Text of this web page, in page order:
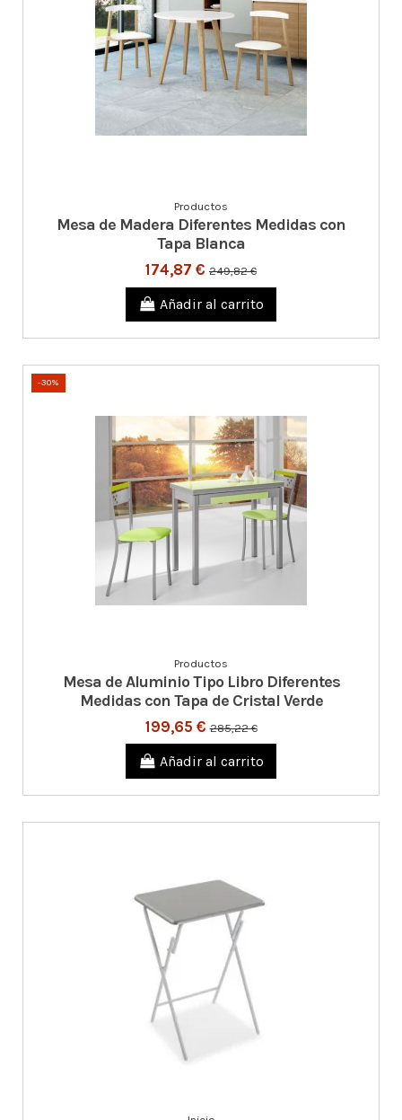
Productos
Mesa de Madera Diferentes Medidas con
Tapa Blanca
174,87 € 249,82 €
Añadir al carrito
-30%
Productos
Mesa de Aluminio Tipo Libro Diferentes
Medidas con Tapa de Cristal Verde
199,65 €285,22 €
Añadir al carrito